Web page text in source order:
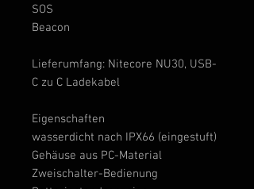
SOS
Beacon
Lieferumfang: Nitecore NU30, USB-
C zu C Ladekabel
Eigenschaften
wasserdicht nach IPX66 (eingestuft)
Gehäuse aus PC-Material
Zweischalter-Bedienung